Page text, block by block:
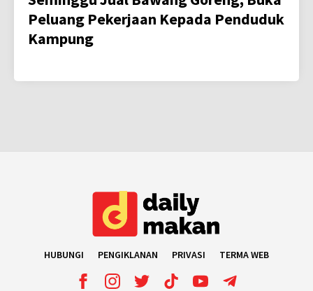
Peluang Pekerjaan Kepada Penduduk
Kampung
HUBUNGI PENGIKLANAN PRIVASI TERMA WEB